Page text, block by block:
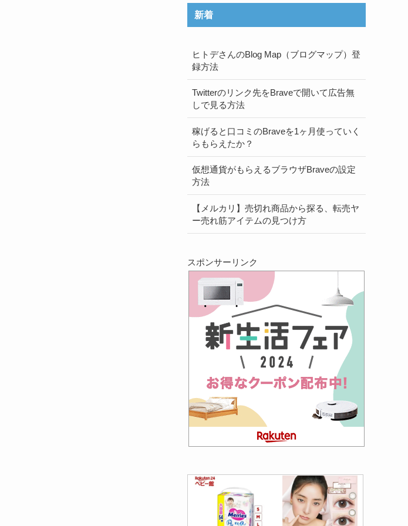
新着
ヒトデさんのBlog Map（ブログマップ）登
録方法
Twitterのリンク先をBraveで開いて広告無
しで見る方法
稼げると口コミのBraveを1ヶ月使っていく
らもらえたか？
仮想通貨がもらえるブラウザBraveの設定
方法
【メルカリ】売切れ商品から探る、転売ヤ
ー売れ筋アイテムの見つけ方
スポンサーリンク